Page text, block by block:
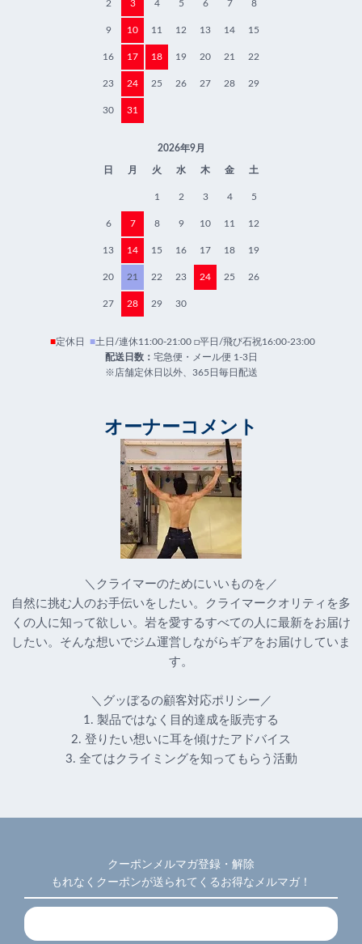
2 3 4 5 6 7 8
9 10 11 12 13 14 15
16 17 18 19 20 21 22
23 24 25 26 27 28 29
30 31
2026年9月
日 月 火 水 木 金 土
1 2 3 4 5
6 7 8 9 10 11 12
13 14 15 16 17 18 19
20 21 22 23 24 25 26
27 28 29 30
■定休日 ■土日/連休11:00-21:00 □平日/飛び石祝16:00-23:00
配送日数： 宅急便・メール便 1-3日
※店舗定休日以外、365日毎日配送
オーナーコメント
＼クライマーのためにいいものを／
自然に挑む人のお手伝いをしたい。クライマークオリティを多
くの人に知って欲しい。岩を愛するすべての人に最新をお届け
したい。そんな想いでジム運営しながらギアをお届けしていま
す。
＼グッぼるの顧客対応ポリシー／
1. 製品ではなく目的達成を販売する
2. 登りたい想いに耳を傾けたアドバイス
3. 全てはクライミングを知ってもらう活動
クーポンメルマガ登録・解除
もれなくクーポンが送られてくるお得なメルマガ！